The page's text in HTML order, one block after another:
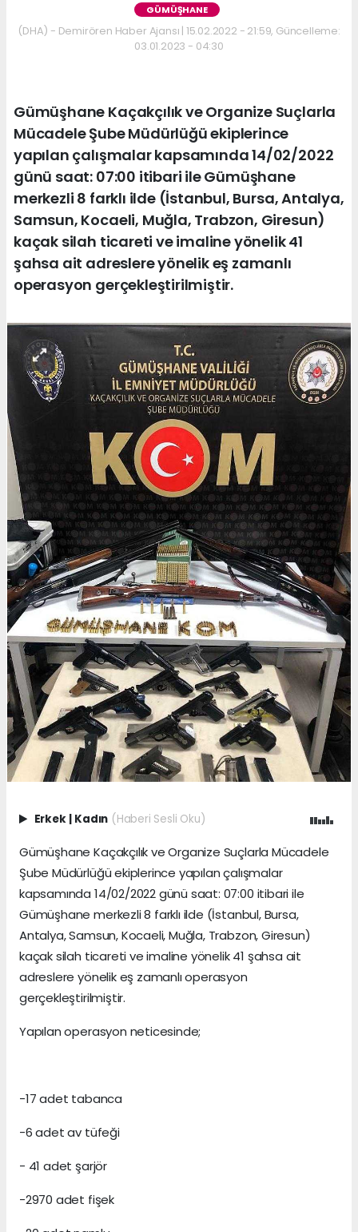
GÜMÜŞHANE
(DHA) - Demirören Haber Ajansı | 15.02.2022 - 21:59, Güncelleme:
03.01.2023 - 04:30
Gümüşhane Kaçakçılık ve Organize Suçlarla
Mücadele Şube Müdürlüğü ekiplerince
yapılan çalışmalar kapsamında 14/02/2022
günü saat: 07:00 itibari ile Gümüşhane
merkezli 8 farklı ilde (İstanbul, Bursa, Antalya,
Samsun, Kocaeli, Muğla, Trabzon, Giresun)
kaçak silah ticareti ve imaline yönelik 41
şahsa ait adreslere yönelik eş zamanlı
operasyon gerçekleştirilmiştir.
Erkek | Kadın (Haberi Sesli Oku)
Gümüşhane Kaçakçılık ve Organize Suçlarla Mücadele
Şube Müdürlüğü ekiplerince yapılan çalışmalar
kapsamında 14/02/2022 günü saat: 07:00 itibari ile
Gümüşhane merkezli 8 farklı ilde (İstanbul, Bursa,
Antalya, Samsun, Kocaeli, Muğla, Trabzon, Giresun)
kaçak silah ticareti ve imaline yönelik 41 şahsa ait
adreslere yönelik eş zamanlı operasyon
gerçekleştirilmiştir.
Yapılan operasyon neticesinde;
-17 adet tabanca
-6 adet av tüfeği
- 41 adet şarjör
-2970 adet fişek